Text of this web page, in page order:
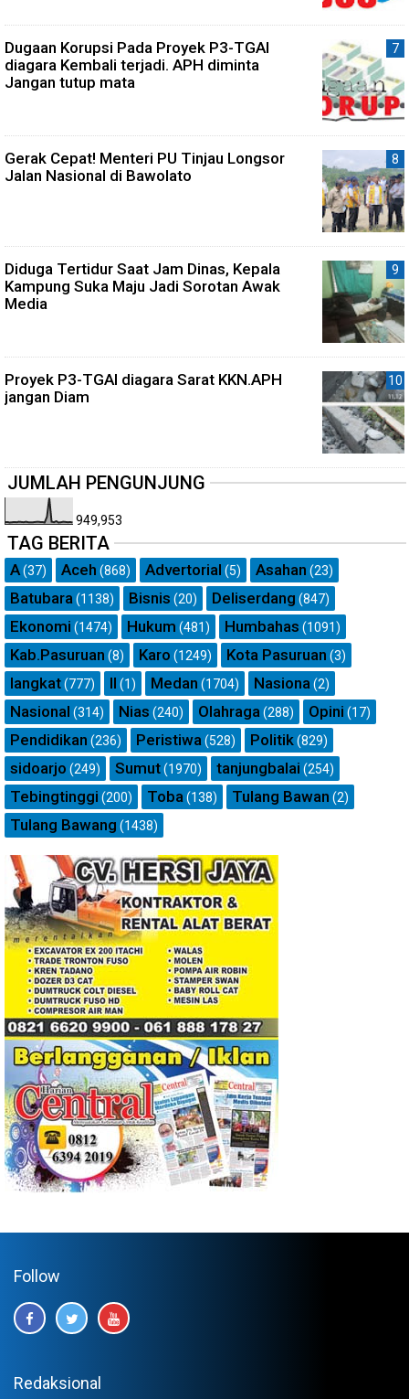
Dugaan Korupsi Pada Proyek P3-TGAI
diagara Kembali terjadi. APH diminta
Jangan tutup mata
Gerak Cepat! Menteri PU Tinjau Longsor
Jalan Nasional di Bawolato
Diduga Tertidur Saat Jam Dinas, Kepala
Kampung Suka Maju Jadi Sorotan Awak
Media
Proyek P3-TGAI diagara Sarat KKN.APH
jangan Diam
JUMLAH PENGUNJUNG
949,953
TAG BERITA
A(37) Aceh (868) Advertorial (5) Asahan (23)
Batubara (1138) Bisnis (20) Deliserdang (847)
Ekonomi (1474) Hukum (481) Humbahas (1091)
Kab.Pasuruan (8) Karo (1249) Kota Pasuruan (3)
langkat(777) ll (1) Medan (1704) Nasiona (2)
Nasional (314) Nias (240) Olahraga (288) Opini (17)
Pendidikan (236) Peristiwa (528) Politik(829)
sidoarjo (249) Sumut(1970) tanjungbalai (254)
Tebingtinggi (200) Toba (138) Tulang Bawan (2)
Tulang Bawang (1438)
Follow
Redaksional